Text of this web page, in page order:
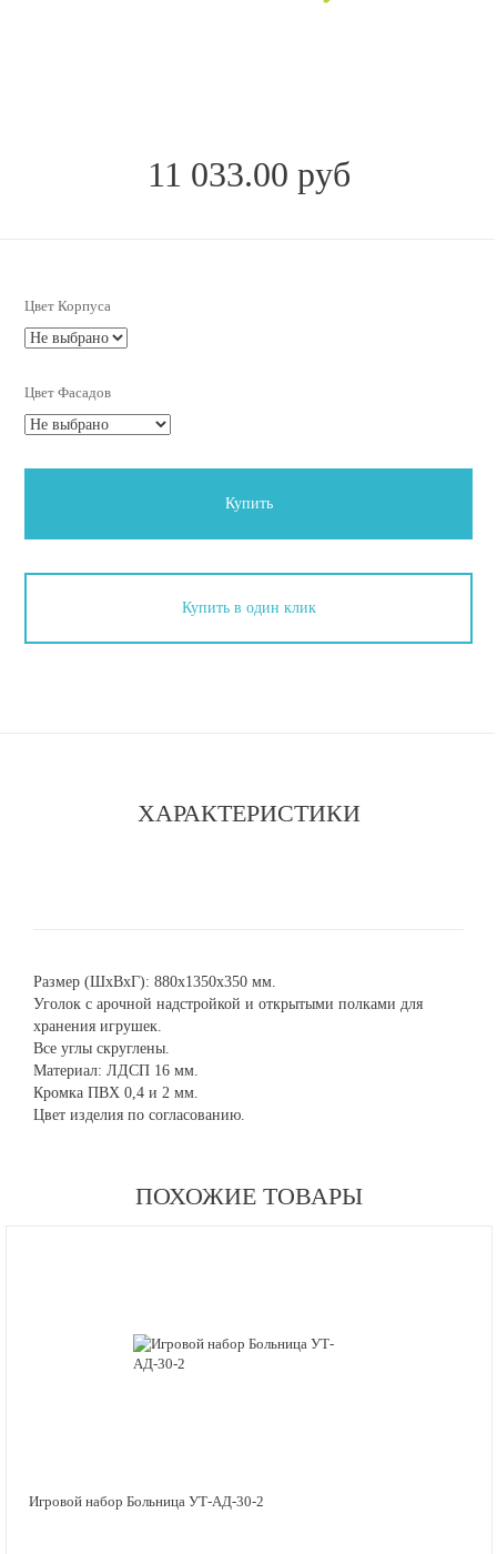
11 033.00 руб
Цвет Корпуса
Цвет Фасадов
Купить
Купить в один клик
ХАРАКТЕРИСТИКИ
Размер (ШхВхГ): 880х1350х350 мм.
Уголок с арочной надстройкой и открытыми полками для
хранения игрушек.
Все углы скруглены.
Материал: ЛДСП 16 мм.
Кромка ПВХ 0,4 и 2 мм.
Цвет изделия по согласованию.
ПОХОЖИЕ ТОВАРЫ
Игровой набор Больница УТ-АД-30-2